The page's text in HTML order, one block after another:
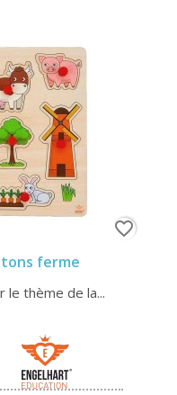
ferme
le thème de la...
favorite_border